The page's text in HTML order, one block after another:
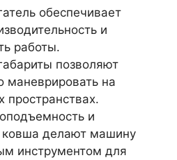
обеспечивает
и
работы.
позволяют
маневрировать на
пространствах.
и
ковша делают машину
инструментом для